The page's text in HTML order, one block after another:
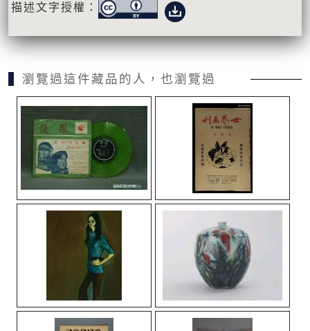
描述文字授權：
瀏覽過這件藏品的人，也瀏覽過